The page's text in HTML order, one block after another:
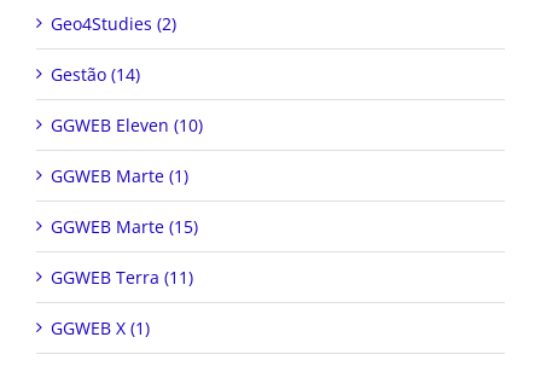
Geo4Studies (2)
Gestão (14)
GGWEB Eleven (10)
GGWEB Marte (1)
GGWEB Marte (15)
GGWEB Terra (11)
GGWEB X (1)